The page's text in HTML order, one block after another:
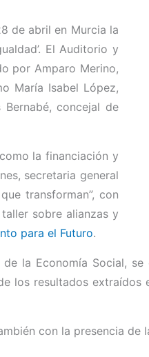
de abril en Murcia la
El Auditorio y
por Amparo Merino,
María Isabel López,
concejal de
la financiación y
secretaria general
transforman”, con
sobre alianzas y
para el Futuro.
la Economía Social,
los resultados
con la presencia de